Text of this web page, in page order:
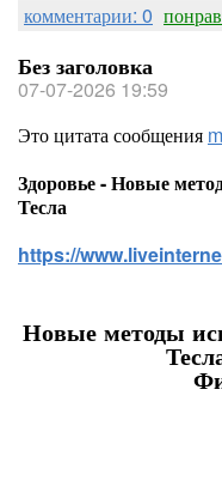
комментарии: 0
Без заголовка
07-07-2026 19:59
Это цитата сообщения
Здоровье - Новые
Тесла
https://
Новые методы